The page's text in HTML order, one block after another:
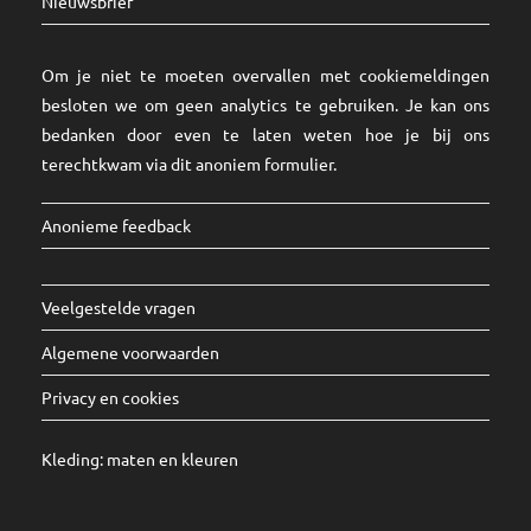
Om je niet te moeten overvallen met cookiemeldingen
besloten we om geen analytics te gebruiken. Je kan ons
bedanken door even te laten weten hoe je bij ons
terechtkwam via dit anoniem formulier.
Anonieme feedback
Veelgestelde vragen
Algemene voorwaarden
Privacy en cookies
Kleding: maten en kleuren